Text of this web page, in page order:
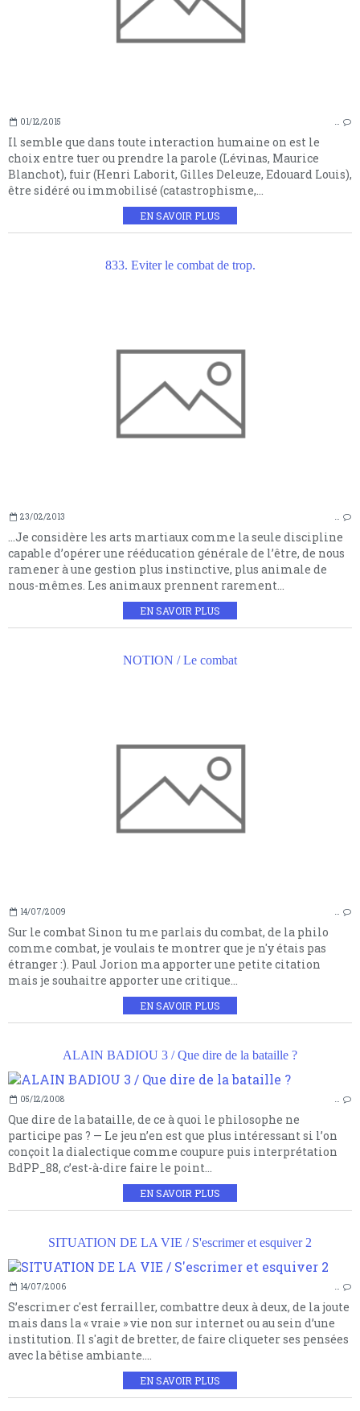
01/12/2015
Il semble que dans toute interaction humaine on est le
choix entre tuer ou prendre la parole (Lévinas, Maurice
Blanchot), fuir (Henri Laborit, Gilles Deleuze, Edouard Louis),
être sidéré ou immobilisé (catastrophisme,...
EN SAVOIR PLUS
833. Eviter le combat de trop.
23/02/2013 …
…Je considère les arts martiaux comme la seule discipline
capable d’opérer une rééducation générale de l’être, de nous
ramener à une gestion plus instinctive, plus animale de
nous-mêmes. Les animaux prennent rarement...
EN SAVOIR PLUS
NOTION / Le combat
14/07/2009 …
Sur le combat Sinon tu me parlais du combat, de la philo
comme combat, je voulais te montrer que je n'y étais pas
étranger :). Paul Jorion ma apporter une petite citation
mais je souhaitre apporter une critique...
EN SAVOIR PLUS
ALAIN BADIOU 3 / Que dire de la bataille ?
05/12/2008 …
Que dire de la bataille, de ce à quoi le philosophe ne
participe pas ? — Le jeu n’en est que plus intéressant si l’on
conçoit la dialectique comme coupure puis interprétation
BdPP_88, c’est-à-dire faire le point...
EN SAVOIR PLUS
SITUATION DE LA VIE / S'escrimer et esquiver 2
14/07/2006 …
S’escrimer c'est ferrailler, combattre deux à deux, de la joute
mais dans la « vraie » vie non sur internet ou au sein d’une
institution. Il s'agit de bretter, de faire cliqueter ses pensées
avec la bêtise ambiante....
EN SAVOIR PLUS